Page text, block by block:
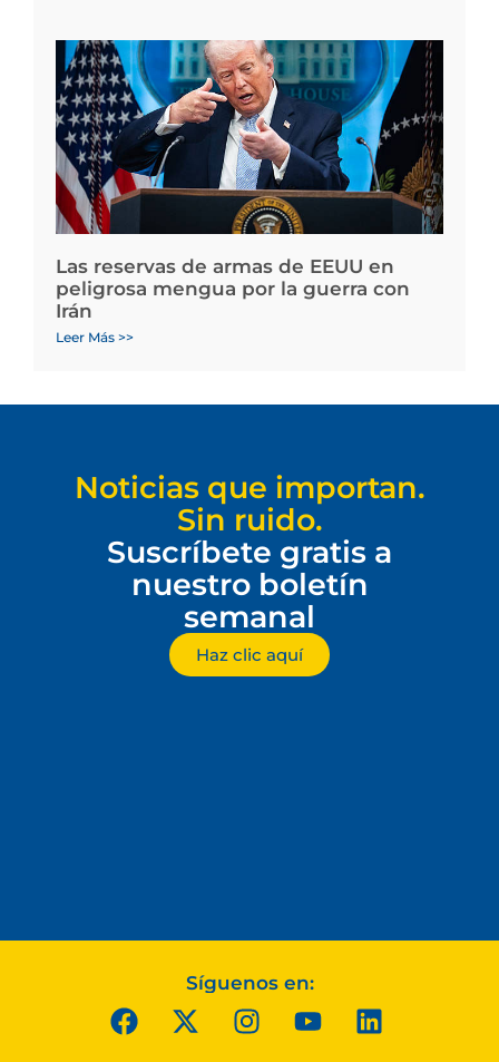
Las reservas de armas de EEUU en
peligrosa mengua por la guerra con
Irán
Leer Más >>
Noticias que importan.
Sin ruido.
Suscríbete gratis a
nuestro boletín
semanal
Haz clic aquí
Síguenos en: